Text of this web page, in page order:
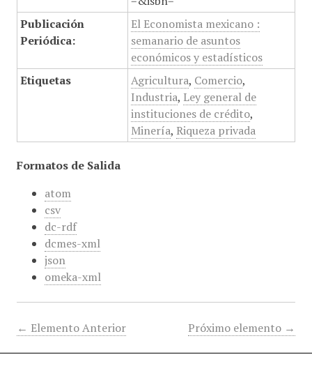
Publicación
Periódica:
El Economista mexicano :
semanario de asuntos
económicos y estadísticos
Etiquetas
Agricultura, Comercio,
Industria, Ley general de
instituciones de crédito,
Minería, Riqueza privada
Formatos de Salida
atom
csv
dc-rdf
dcmes-xml
json
omeka-xml
← Elemento Anterior Próximo elemento →